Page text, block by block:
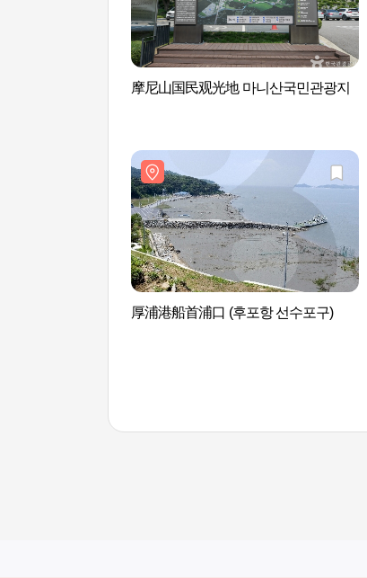
摩尼山国民观光地 마니산국민관광지
厚浦港船首浦口 (후포항 선수포구)